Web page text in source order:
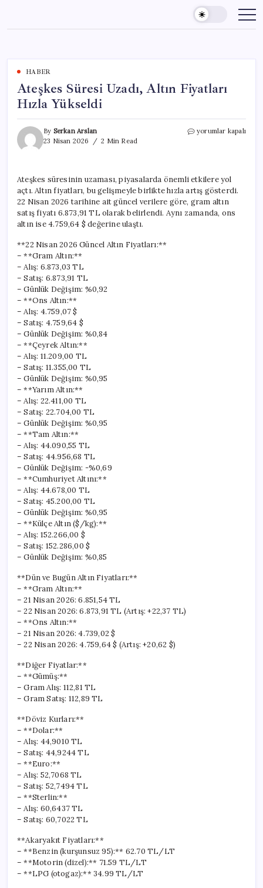
content
HABER
Ateşkes Süresi Uzadı, Altın Fiyatları
Hızla Yükseldi
By Serkan Arslan
23 Nisan 2026
2 Min Read
Ateşkes
Hızla
Yükseldi
için
yorumlar kapalı
Ateşkes süresinin uzaması, piyasalarda önemli etkilere yol
açtı. Altın fiyatları, bu gelişmeyle birlikte hızla artış gösterdi.
22 Nisan 2026 tarihine ait güncel verilere göre, gram altın
satış fiyatı 6.873,91 TL olarak belirlendi. Aynı zamanda, ons
altın ise 4.759,64 $ değerine ulaştı.
**22 Nisan 2026 Güncel Altın Fiyatları:**
– **Gram Altın:**
– Alış: 6.873,03 TL
– Satış: 6.873,91 TL
– Günlük Değişim: %0,92
– **Ons Altın:**
– Alış: 4.759,07 $
– Satış: 4.759,64 $
– Günlük Değişim: %0,84
– **Çeyrek Altın:**
– Alış: 11.209,00 TL
– Satış: 11.355,00 TL
– Günlük Değişim: %0,95
– **Yarım Altın:**
– Alış: 22.411,00 TL
– Satış: 22.704,00 TL
– Günlük Değişim: %0,95
– **Tam Altın:**
– Alış: 44.090,55 TL
– Satış: 44.956,68 TL
– Günlük Değişim: -%0,69
– **Cumhuriyet Altını:**
– Alış: 44.678,00 TL
– Satış: 45.200,00 TL
– Günlük Değişim: %0,95
– **Külçe Altın ($/kg):**
– Alış: 152.266,00 $
– Satış: 152.286,00 $
– Günlük Değişim: %0,85
**Dün ve Bugün Altın Fiyatları:**
– **Gram Altın:**
– 21 Nisan 2026: 6.851,54 TL
– 22 Nisan 2026: 6.873,91 TL (Artış: +22,37 TL)
– **Ons Altın:**
– 21 Nisan 2026: 4.739,02 $
– 22 Nisan 2026: 4.759,64 $ (Artış: +20,62 $)
**Diğer Fiyatlar:**
– **Gümüş:**
– Gram Alış: 112,81 TL
– Gram Satış: 112,89 TL
**Döviz Kurları:**
– **Dolar:**
– Alış: 44,9010 TL
– Satış: 44,9244 TL
– **Euro:**
– Alış: 52,7068 TL
– Satış: 52,7494 TL
– **Sterlin:**
– Alış: 60,6437 TL
– Satış: 60,7022 TL
**Akaryakıt Fiyatları:**
– **Benzin (kurşunsuz 95):** 62.70 TL/LT
– **Motorin (dizel):** 71.59 TL/LT
– **LPG (otogaz):** 34.99 TL/LT